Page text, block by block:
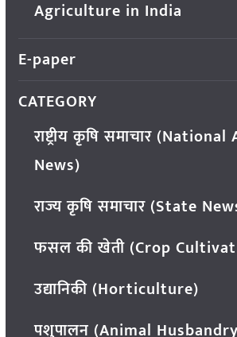
Agriculture in India
E-paper
CATEGORY
राष्ट्रीय कृषि समाचार
News)
राज्य कृषि समाचार (State
फसल की खेती (Crop
उद्यानिकी (Horticulture)
पशुपालन (Animal